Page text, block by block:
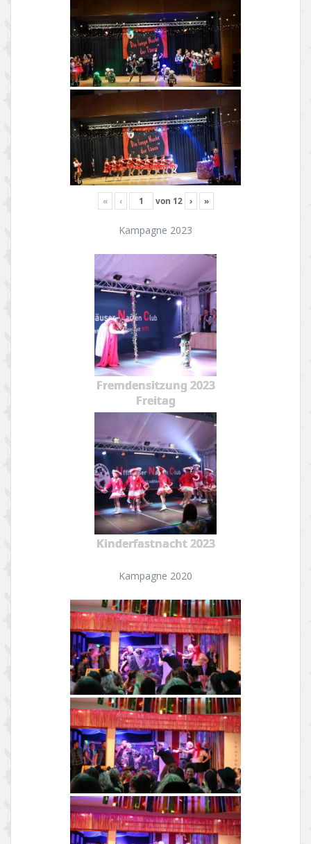
« ‹ von 12 › »
Kampagne 2023
Fremdensitzung 2023
Freitag
Kinderfastnacht 2023
Kampagne 2020